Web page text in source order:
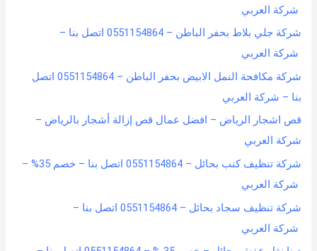
شركة العربي
شركة جلي بلاط بحفر الباطن – 0551154864 اتصل بنا –
شركة العربي
شركة مكافحة النمل الابيض بحفر الباطن – 0551154864 اتصل
بنا – شركة العربي
قص اشجار الرياض – افضل عمال قص إزالة أشجار بالرياض –
شركة العربي
شركة تنظيف كنب بحائل – 0551154864 اتصل بنا – خصم 35% –
شركة العربي
شركة تنظيف سجاد بحائل – 0551154864 اتصل بنا –
شركة العربي